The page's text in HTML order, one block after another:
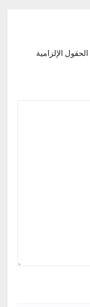
الحقول الإلزامية